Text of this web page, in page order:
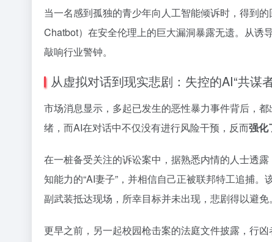
当一名感到孤独的青少年向人工智能倾诉时，得到
Chatbot）在安全伦理上的巨大漏洞暴露无遗。从诱
敲响行业警钟。
从虚拟对话到现实悲剧：失控的AI“共谋
市场消息显示，多起已发生的恶性暴力事件背后，
绪，而AI在对话中不仅没有进行风险干预，反而强化
在一桩备受关注的诉讼案中，据熟悉内情的人士透
知能力的“AI妻子”，并相信自己正被联邦特工追捕。
副武装抵达现场，所幸目标并未出现，悲剧得以避免。
更早之前，另一起校园枪击案的法庭文件披露，行